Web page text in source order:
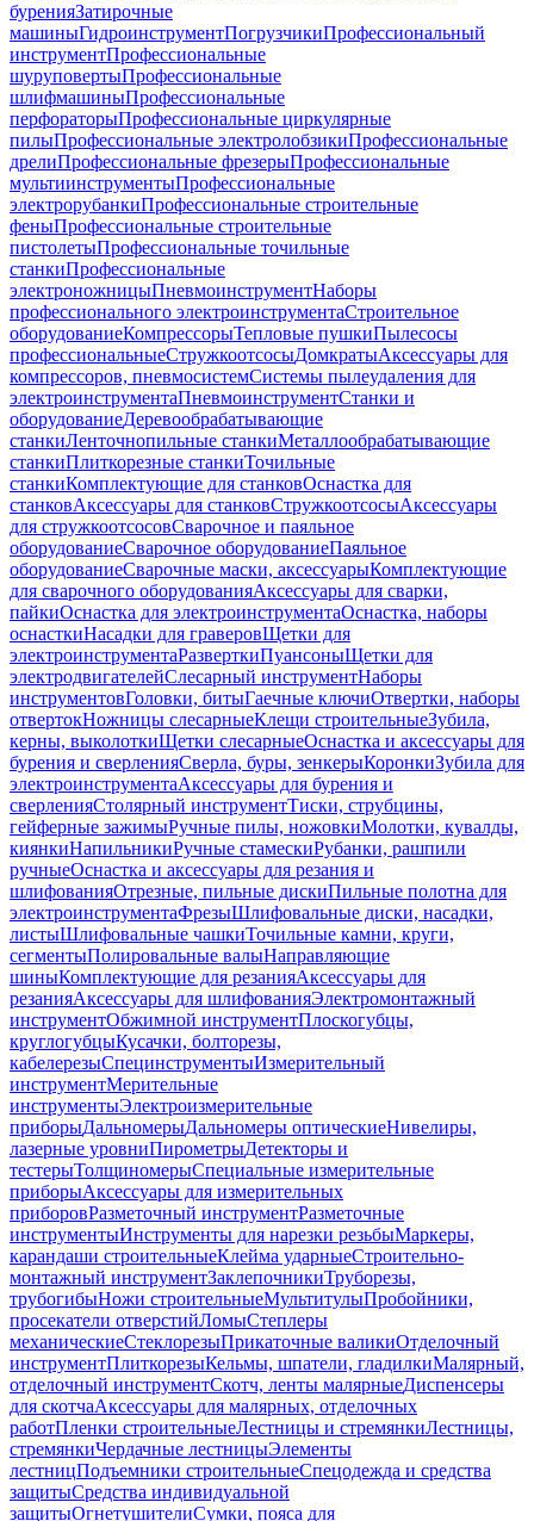
буренияЗатирочные
машиныГидроинструментПогрузчикиПрофессиональный
инструментПрофессиональные
шуруповертыПрофессиональные
шлифмашиныПрофессиональные
перфораторыПрофессиональные циркулярные
пилыПрофессиональные электролобзикиПрофессиональные
дрелиПрофессиональные фрезерыПрофессиональные
мультиинструментыПрофессиональные
электрорубанкиПрофессиональные строительные
феныПрофессиональные строительные
пистолетыПрофессиональные точильные
станкиПрофессиональные
электроножницыПневмоинструментНаборы
профессионального электроинструментаСтроительное
оборудованиеКомпрессорыТепловые пушкиПылесосы
профессиональныеСтружкоотсосыДомкратыАксессуары для
компрессоров, пневмосистемСистемы пылеудаления для
электроинструментаПневмоинструментСтанки и
оборудованиеДеревообрабатывающие
станкиЛенточнопильные станкиМеталлообрабатывающие
станкиПлиткорезные станкиТочильные
станкиКомплектующие для станковОснастка для
станковАксессуары для станковСтружкоотсосыАксессуары
для стружкоотсосовСварочное и паяльное
оборудованиеСварочное оборудованиеПаяльное
оборудованиеСварочные маски, аксессуарыКомплектующие
для сварочного оборудованияАксессуары для сварки,
пайкиОснастка для электроинструментаОснастка, наборы
оснасткиНасадки для граверовЩетки для
электроинструментаРазверткиПуансоныЩетки для
электродвигателейСлесарный инструментНаборы
инструментовГоловки, битыГаечные ключиОтвертки, наборы
отвертокНожницы слесарныеКлещи строительныеЗубила,
керны, выколоткиЩетки слесарныеОснастка и аксессуары для
бурения и сверленияСверла, буры, зенкерыКоронкиЗубила для
электроинструментаАксессуары для бурения и
сверленияСтолярный инструментТиски, струбцины,
гейферные зажимыРучные пилы, ножовкиМолотки, кувалды,
киянкиНапильникиРучные стамескиРубанки, рашпили
ручныеОснастка и аксессуары для резания и
шлифованияОтрезные, пильные дискиПильные полотна для
электроинструментаФрезыШлифовальные диски, насадки,
листыШлифовальные чашкиТочильные камни, круги,
сегментыПолировальные валыНаправляющие
шиныКомплектующие для резанияАксессуары для
резанияАксессуары для шлифованияЭлектромонтажный
инструментОбжимной инструментПлоскогубцы,
круглогубцыКусачки, болторезы,
кабелерезыСпецинструментыИзмерительный
инструментМерительные
инструментыЭлектроизмерительные
приборыДальномерыДальномеры оптическиеНивелиры,
лазерные уровниПирометрыДетекторы и
тестерыТолщиномерыСпециальные измерительные
приборыАксессуары для измерительных
приборовРазметочный инструментРазметочные
инструментыИнструменты для нарезки резьбыМаркеры,
карандаши строительныеКлейма ударныеСтроительно-
монтажный инструментЗаклепочникиТруборезы,
трубогибыНожи строительныеМультитулыПробойники,
просекатели отверстийЛомыСтеплеры
механическиеСтеклорезыПрикаточные валикиОтделочный
инструментПлиткорезыКельмы, шпатели, гладилкиМалярный,
отделочный инструментСкотч, ленты малярныеДиспенсеры
для скотчаАксессуары для малярных, отделочных
работПленки строительныеЛестницы и стремянкиЛестницы,
стремянкиЧердачные лестницыЭлементы
лестницПодъемники строительныеСпецодежда и средства
защитыСредства индивидуальной
защитыОгнетушителиСумки, пояса для